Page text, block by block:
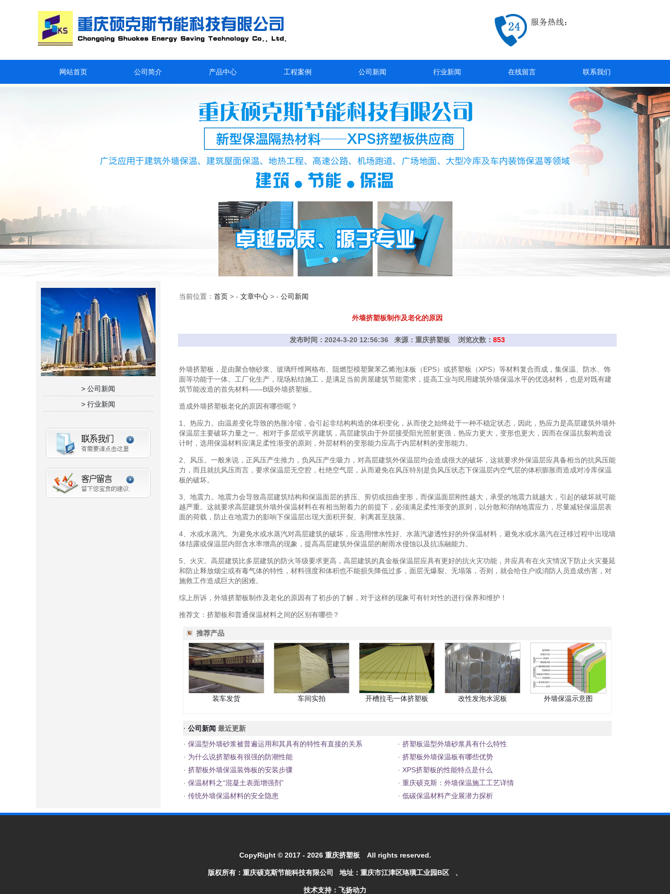
网站首页 公司简介 产品中心 工程案例 公司新闻 行业新闻 在线留言 联系我们
> 公司新闻
> 行业新闻
当前位置： 首页 > - 文章中心 > - 公司新闻
外墙挤塑板制作及老化的原因
发布时间：2024-3-20 12:56:36 来源：重庆挤塑板 浏览次数： 853
外墙挤塑板，是由聚合物砂浆、玻璃纤维网格布、阻燃型模塑聚苯乙烯泡沫板（EPS）或挤塑板（XPS）等材料复合而成，集保温、防水、饰
面等功能于一体。工厂化生产，现场粘结施工，是满足当前房屋建筑节能需求，提高工业与民用建筑外墙保温水平的优选材料，也是对既有建
筑节能改造的首先材料——B级外墙挤塑板。
造成外墙挤塑板老化的原因有哪些呢？
1、热应力。由温差变化导致的热胀冷缩，会引起非结构构造的体积变化，从而使之始终处于一种不稳定状态，因此，热应力是高层建筑外墙外
保温层主要破坏力量之一。相对于多层或平房建筑，高层建筑由于外层接受阳光照射更强，热应力更大，变形也更大，因而在保温抗裂构造设
计时，选用保温材料应满足柔性渐变的原则，外层材料的变形能力应高于内层材料的变形能力。
2、风压。一般来说，正风压产生推力，负风压产生吸力，对高层建筑外保温层均会造成很大的破坏，这就要求外保温层应具备相当的抗风压能
力，而且就抗风压而言，要求保温层无空腔，杜绝空气层，从而避免在风压特别是负风压状态下保温层内空气层的体积膨胀而造成对冷库保温
板的破坏。
3、地震力。地震力会导致高层建筑结构和保温面层的挤压、剪切或扭曲变形，而保温面层刚性越大，承受的地震力就越大，引起的破坏就可能
越严重。这就要求高层建筑外墙外保温材料在有相当附着力的前提下，必须满足柔性渐变的原则，以分散和消纳地震应力，尽量减轻保温层表
面的荷载，防止在地震力的影响下保温层出现大面积开裂、剥离甚至脱落。
4、水或水蒸汽。为避免水或水蒸汽对高层建筑的破坏，应选用憎水性好、水蒸汽渗透性好的外保温材料，避免水或水蒸汽在迁移过程中出现墙
体结露或保温层内部含水率增高的现象，提高高层建筑外保温层的耐雨水侵蚀以及抗冻融能力。
5、火灾。高层建筑比多层建筑的防火等级要求更高，高层建筑的真金板保温层应具有更好的抗火灾功能，并应具有在火灾情况下防止火灾蔓延
和防止释放烟尘或有毒气体的特性，材料强度和体积也不能损失降低过多，面层无爆裂、无塌落，否则，就会给住户或消防人员造成伤害，对
施救工作造成巨大的困难。
综上所诉，外墙挤塑板制作及老化的原因有了初步的了解，对于这样的现象可有针对性的进行保养和维护！
推荐文：挤塑板和普通保温材料之间的区别有哪些？
推荐产品
装车发货 车间实拍 开槽拉毛一体挤塑板 改性发泡水泥板 外墙保温示意图
· 公司新闻 最近更新
· 保温型外墙砂浆被普遍运用和其具有的特性有直接的关系 · 挤塑板温型外墙砂浆具有什么特性
· 为什么说挤塑板有很强的防潮性能 · 挤塑板外墙保温板有哪些优势
· 挤塑板外墙保温装饰板的安装步骤 · XPS挤塑板的性能特点是什么
· 保温材料之“混凝土表面增强剂” · 重庆硕克斯：外墙保温施工工艺详情
· 传统外墙保温材料的安全隐患 · 低碳保温材料产业展潜力探析
CopyRight © 2017 - 2026 重庆挤塑板 All rights reserved.
版权所有： 重庆硕克斯节能科技有限公司 地址：重庆市江津区珞璜工业园B区 、
技术支持：飞扬动力